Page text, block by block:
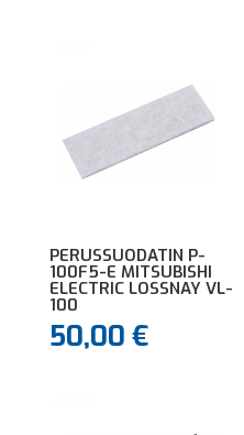
PERUSSUODATIN P-
100F5-E MITSUBISHI
ELECTRIC LOSSNAY VL-
100
50,00 €